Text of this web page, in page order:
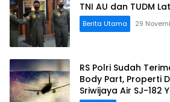
TNI AU dan TUDM
Berita Utama 29
RS Polri Sudah
Body Part, Properti Diduga Milik Pesawat
Sriwijaya Air SJ-182